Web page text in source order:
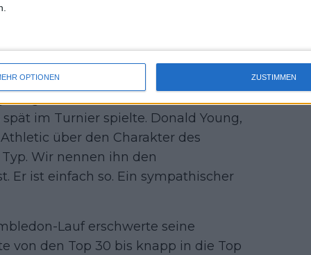
OPTIONEN ZUSTIMMEN
Frances Tiafoe und Ben
wie er ihren im Verlauf seiner
mit einem durchschnittlichen
gerechnet hatte, wurde er
im Turnier spielte. Donald Young,
über den Charakter des
Wir nennen ihn den
Er ist einfach so. Ein sympathischer
Lauf erschwerte seine
von den Top 30 bis knapp in die Top